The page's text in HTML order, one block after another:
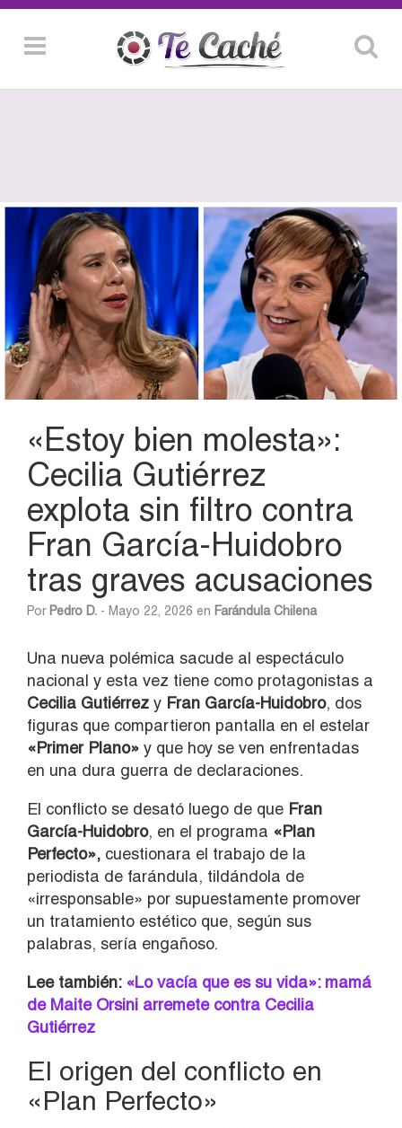
«Estoy bien molesta»:
Cecilia Gutiérrez
explota sin filtro contra
Fran García-Huidobro
tras graves acusaciones
Por Pedro D. - Mayo 22, 2026 en Farándula Chilena
Una nueva polémica sacude al espectáculo
nacional y esta vez tiene como protagonistas a
Cecilia Gutiérrez y Fran García-Huidobro, dos
figuras que compartieron pantalla en el estelar
«Primer Plano» y que hoy se ven enfrentadas
en una dura guerra de declaraciones.
El conflicto se desató luego de que Fran
García-Huidobro, en el programa «Plan
Perfecto», cuestionara el trabajo de la
periodista de farándula, tildándola de
«irresponsable» por supuestamente promover
un tratamiento estético que, según sus
palabras, sería engañoso.
Lee también:«Lo vacía que es su vida»: mamá
de Maite Orsini arremete contra Cecilia
Gutiérrez
El origen del conflicto en
«Plan Perfecto»